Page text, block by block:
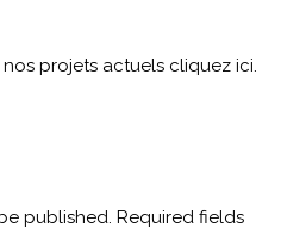
projets actuels cliquez ici.
published. Required fields